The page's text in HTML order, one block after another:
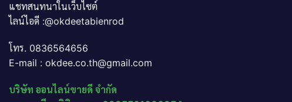
แชทสนทนาในเว็บไซต์
ไลน์ไอดี :@okdeetabienrod
โทร. 0836564656
E-mail : okdee.co.th@gmail.com
บริษัท ออนไลน์ขายดี จำกัด